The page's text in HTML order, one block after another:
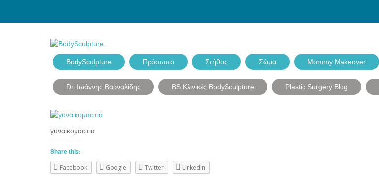
BodySculpture Πρόσωπο Στήθος Σώμα Mommy Makeover
Dr. Ιωάννης Βαρναλίδης BS Κλινικές BodySculpture Plastic Surgery Blog
γυναικομαστια
Share this:
Facebook Google Twitter LinkedIn